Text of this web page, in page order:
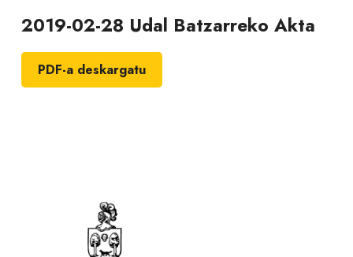
2019-02-28 Udal Batzarreko Akta
PDF-a deskargatu